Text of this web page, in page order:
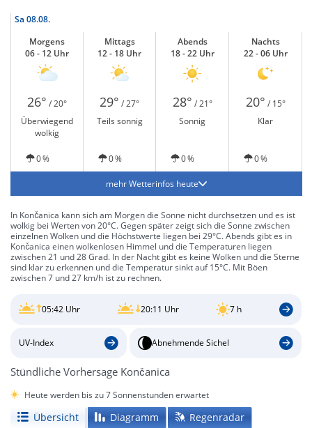
Sa 08.08.
Morgens
06 - 12 Uhr
Mittags
12 - 18 Uhr
Abends
18 - 22 Uhr
Nachts
22 - 06 Uhr
26° / 20° 29° / 27° 28° / 21° 20° / 15°
Überwiegend
wolkig
Teils sonnig Sonnig Klar
0 % 0 % 0 % 0 %
mehr Wetterinfos heute
In Končanica kann sich am Morgen die Sonne nicht durchsetzen und es ist
wolkig bei Werten von 20°C. Gegen später zeigt sich die Sonne zwischen
einzelnen Wolken und die Höchstwerte liegen bei 29°C. Abends gibt es in
Končanica einen wolkenlosen Himmel und die Temperaturen liegen
zwischen 21 und 28 Grad. In der Nacht gibt es keine Wolken und die Sterne
sind klar zu erkennen und die Temperatur sinkt auf 15°C. Mit Böen
zwischen 7 und 27 km/h ist zu rechnen.
05:42 Uhr 20:11 Uhr 7 h
UV-Index Abnehmende Sichel
Stündliche Vorhersage Končanica
Heute werden bis zu 7 Sonnenstunden erwartet
Übersicht Diagramm Regenradar